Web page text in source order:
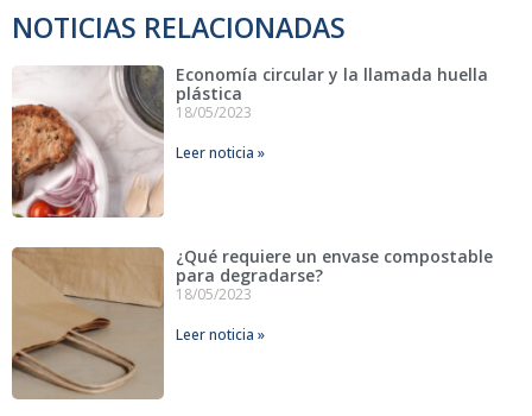
NOTICIAS RELACIONADAS
Economía circular y la llamada huella
plástica
18/05/2023
Leer noticia »
¿Qué requiere un envase compostable
para degradarse?
18/05/2023
Leer noticia »